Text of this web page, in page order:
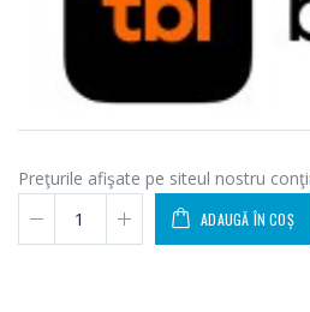
Preţurile afişate pe siteul nostru
ADAUGĂ ÎN COȘ